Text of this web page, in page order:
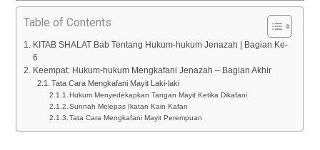
Table of Contents
KITAB SHALAT Bab Tentang Hukum-hukum Jenazah | Bagian Ke-
6
Keempat: Hukum-hukum Mengkafani Jenazah – Bagian Akhir
Tata Cara Mengkafani Mayit Laki-laki
Hukum Menyedekapkan Tangan Mayit Ketika Dikafani
Sunnah Melepas Ikatan Kain Kafan
Tata Cara Mengkafani Mayit Perempuan